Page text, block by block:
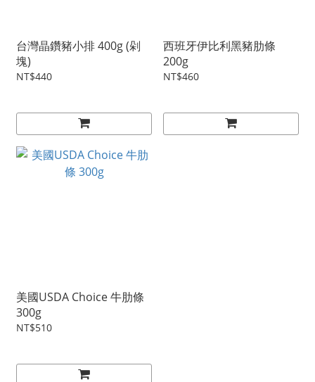
台灣晶鑽豬小排 400g (剁
塊)
NT$440
西班牙伊比利黑豬肋條
200g
NT$460
美國USDA Choice 牛肋條
300g
NT$510